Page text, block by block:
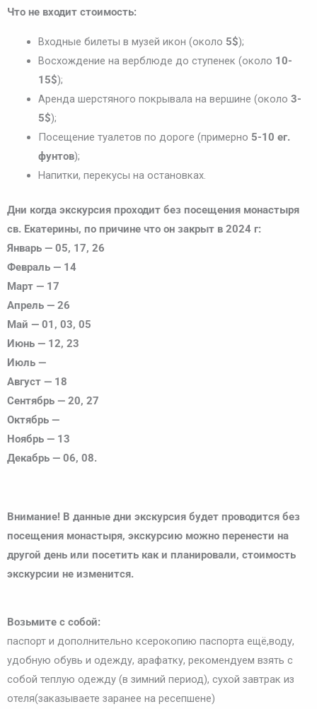
Что не входит стоимость:
Входные билеты в музей икон (около 5$);
Восхождение на верблюде до ступенек (около 10-
15$);
Аренда шерстяного покрывала на вершине (около 3-
5$);
Посещение туалетов по дороге (примерно 5-10 ег.
фунтов);
Напитки, перекусы на остановках.
Дни когда экскурсия проходит без посещения монастыря
св. Екатерины, по причине что он закрыт в 2024 г:
Январь — 05, 17, 26
Февраль — 14
Март — 17
Апрель — 26
Май — 01, 03, 05
Июнь — 12, 23
Июль —
Август — 18
Сентябрь — 20, 27
Октябрь —
Ноябрь — 13
Декабрь — 06, 08.
Внимание! В данные дни экскурсия будет проводится без
посещения монастыря, экскурсию можно перенести на
другой день или посетить как и планировали, стоимость
экскурсии не изменится.
Возьмите с собой:
паспорт и дополнительно ксерокопию паспорта ещё,воду,
удобную обувь и одежду, арафатку, рекомендуем взять с
собой теплую одежду (в зимний период), сухой завтрак из
отеля(заказываете заранее на ресепшене)